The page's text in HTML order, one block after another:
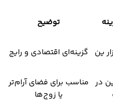
توضیح
گزینه‌ای اقتصادی و رایج
ین در مناسب برای فضای آرام‌تر
یا زوج‌ها